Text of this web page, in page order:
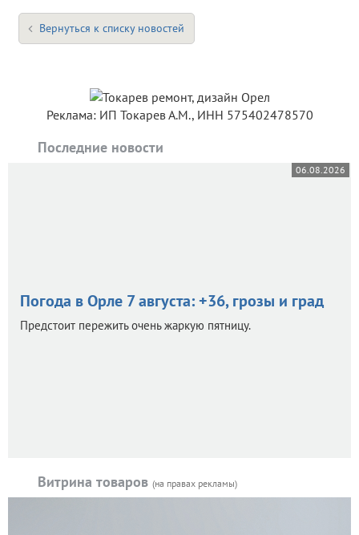
Вернуться к списку новостей
Реклама: ИП Токарев А.М., ИНН 575402478570
Последние новости
06.08.2026
Погода в Орле 7 августа: +36, грозы и град
Предстоит пережить очень жаркую пятницу.
Витрина товаров (на правах рекламы)